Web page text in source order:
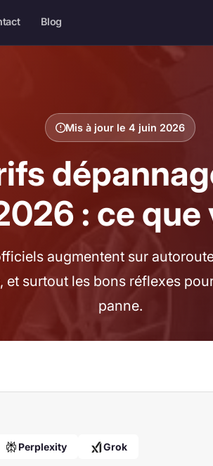
Blog
Mis à jour le 4 juin 2026
: ce que
augmentent sur
surtout les bons réflexes
panne.
Perplexity Grok